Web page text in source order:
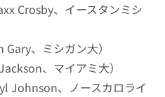
Crosby、イースタンミシ
Gary、ミシガン大）
、マイアミ大）
Johnson、ノースカロライ